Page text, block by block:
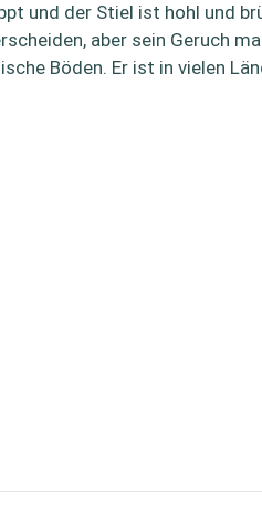
und der Stiel ist hohl und
aber sein Geruch
Böden. Er ist in vielen